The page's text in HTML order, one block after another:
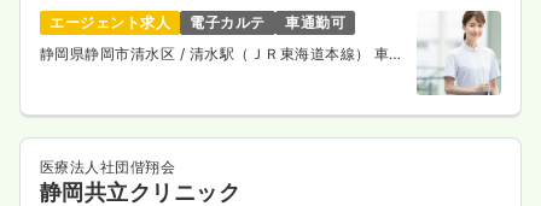
エージェント求人 電子カルテ
車通勤可
静岡県静岡市清水区 / 清水駅（ＪＲ東海道本線） 車
医療法人社団偕翔会
静岡共立クリニック